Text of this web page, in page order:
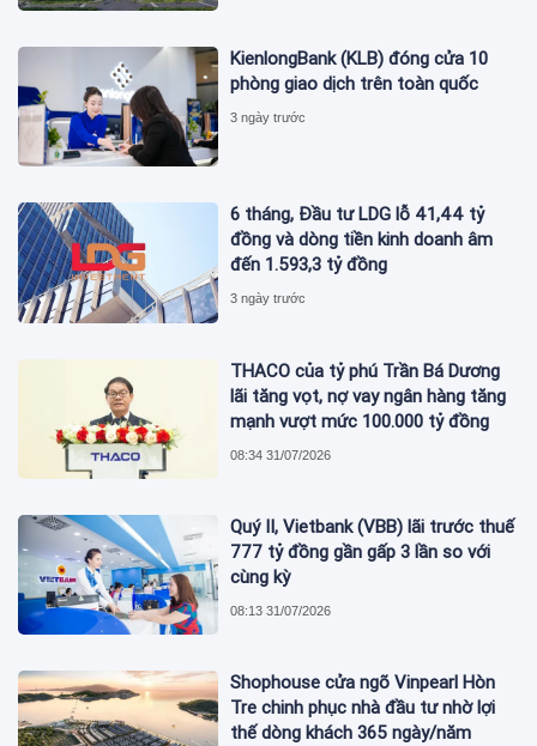
KienlongBank (KLB) đóng cửa 10
phòng giao dịch trên toàn quốc
3 ngày trước
6 tháng, Đầu tư LDG lỗ 41,44 tỷ
đồng và dòng tiền kinh doanh âm
đến 1.593,3 tỷ đồng
3 ngày trước
THACO của tỷ phú Trần Bá Dương
lãi tăng vọt, nợ vay ngân hàng tăng
mạnh vượt mức 100.000 tỷ đồng
08:34 31/07/2026
Quý II, Vietbank (VBB) lãi trước thuế
777 tỷ đồng gần gấp 3 lần so với
cùng kỳ
08:13 31/07/2026
Shophouse cửa ngõ Vinpearl Hòn
Tre chinh phục nhà đầu tư nhờ lợi
thế dòng khách 365 ngày/năm